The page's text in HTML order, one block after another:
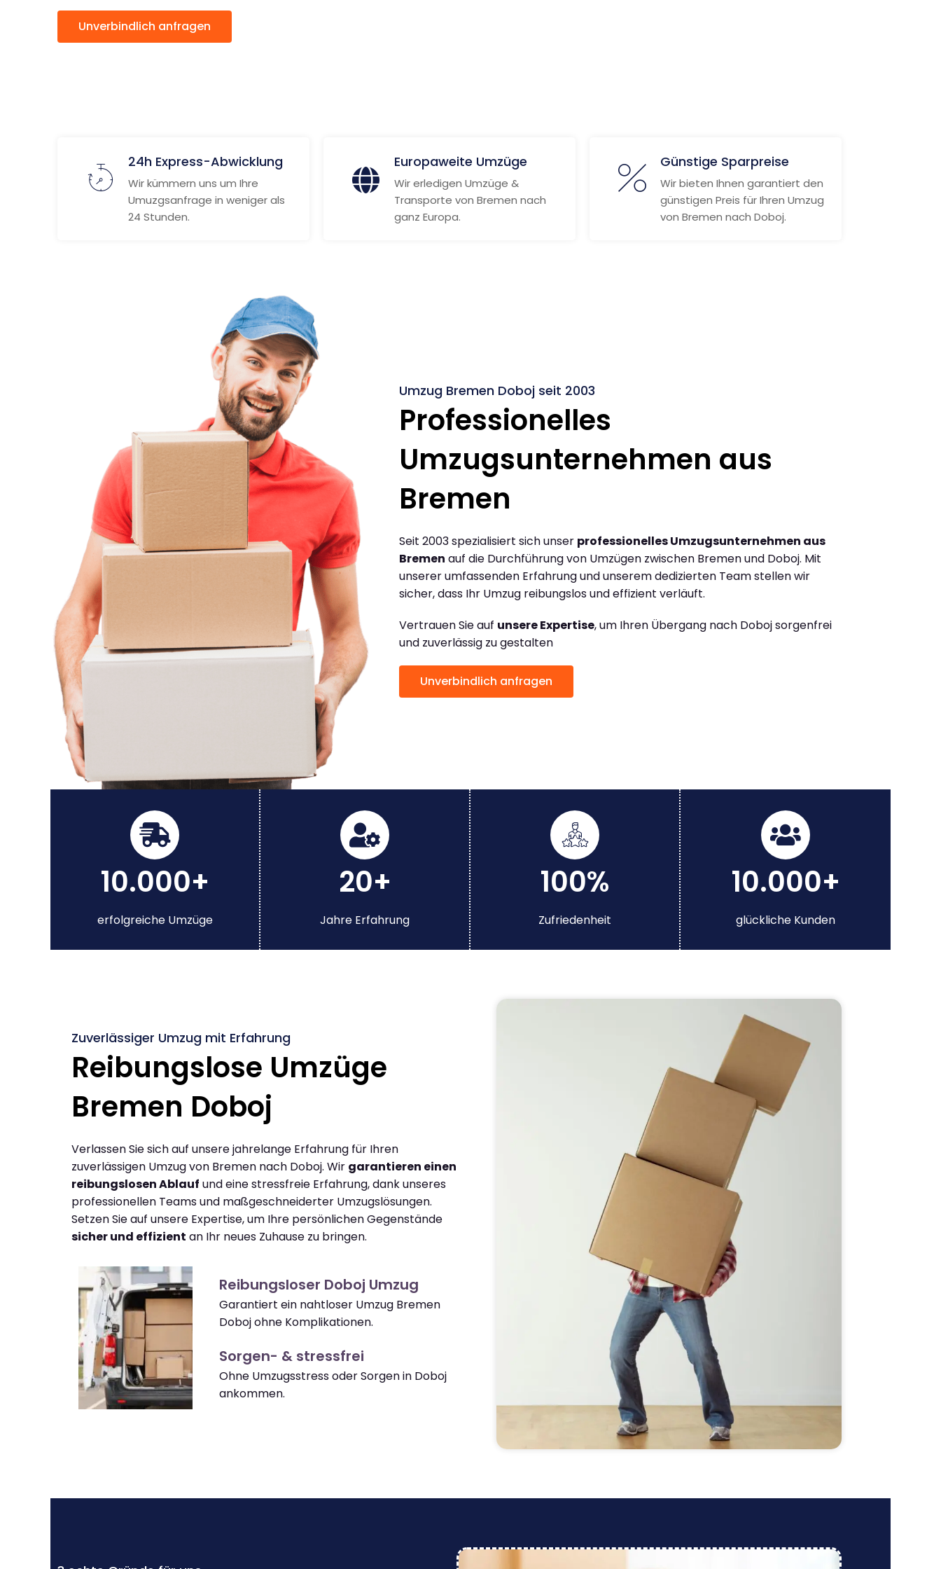
Unverbindlich anfragen
24h Express-Abwicklung
Wir kümmern uns um Ihre
Umuzgsanfrage in weniger als
24 Stunden.
Europaweite Umzüge
Wir erledigen Umzüge &
Transporte von Bremen nach
ganz Europa.
Günstige Sparpreise
Wir bieten Ihnen garantiert den
günstigen Preis für Ihren Umzug
von Bremen nach Doboj.
Umzug Bremen Doboj seit 2003
Professionelles
Umzugsunternehmen aus
Bremen
Seit 2003 spezialisiert sich unser professionelles Umzugsunternehmen aus
Bremen auf die Durchführung von Umzügen zwischen Bremen und Doboj. Mit
unserer umfassenden Erfahrung und unserem dedizierten Team stellen wir
sicher, dass Ihr Umzug reibungslos und effizient verläuft.
Vertrauen Sie auf unsere Expertise, um Ihren Übergang nach Doboj sorgenfrei
und zuverlässig zu gestalten
Unverbindlich anfragen
10.000+
erfolgreiche Umzüge
20+
Jahre Erfahrung
100%
Zufriedenheit
10.000+
glückliche Kunden
Zuverlässiger Umzug mit Erfahrung
Reibungslose Umzüge
Bremen Doboj
Verlassen Sie sich auf unsere jahrelange Erfahrung für Ihren
zuverlässigen Umzug von Bremen nach Doboj. Wir garantieren einen
reibungslosen Ablauf und eine stressfreie Erfahrung, dank unseres
professionellen Teams und maßgeschneiderter Umzugslösungen.
Setzen Sie auf unsere Expertise, um Ihre persönlichen Gegenstände
sicher und effizient an Ihr neues Zuhause zu bringen.
Reibungsloser Doboj Umzug
Garantiert ein nahtloser Umzug Bremen
Doboj ohne Komplikationen.
Sorgen- & stressfrei
Ohne Umzugsstress oder Sorgen in Doboj
ankommen.